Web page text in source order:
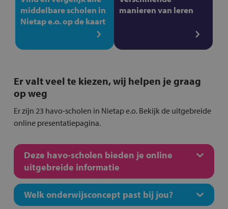
middelbare scholen in
Nietap e.o. op de kaart
manieren van leren
Er valt veel te kiezen, wij helpen je graag
op weg
Er zijn 23 havo-scholen in Nietap e.o. Bekijk de uitgebreide
online presentatiepagina.
Deze havo-scholen bieden je online
uitgebreide informatie
Welk onderwijsconcept past bij jou?